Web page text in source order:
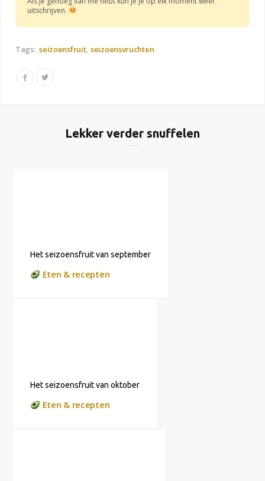
uitschrijven.
Tags: seizoensfruit seizoensvruchten
Lekker verder snuffelen
Het seizoensfruit van september
Eten & recepten
Het seizoensfruit van oktober
Eten & recepten